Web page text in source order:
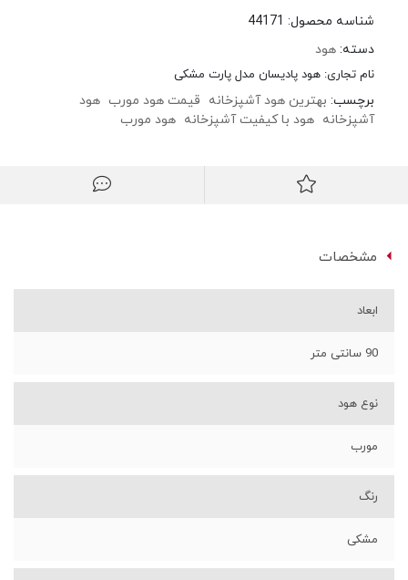
شناسه محصول: 44171
دسته: هود
نام تجاری: هود پادیسان مدل پارت مشکی
برچسب: بهترین هود آشپزخانه قیمت هود مورب هود
آشپزخانه هود با کیفیت آشپزخانه هود مورب
مشخصات
ابعاد
90 سانتی متر
نوع هود
مورب
رنگ
مشکی